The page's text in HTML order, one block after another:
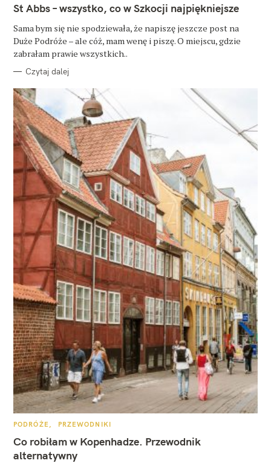
T
E
O
R
I
St Abbs – wszystko, co w Szkocji najpiękniejsze
Sama bym się nie spodziewała, że napiszę jeszcze post na
Duże Podróże – ale cóż, mam wenę i piszę. O miejscu, gdzie
zabrałam prawie wszystkich..
Czytaj dalej
K
T
E
G
O
PODRÓŻE PRZEWODNIKI
Co robiłam w Kopenhadze. Przewodnik
alternatywny